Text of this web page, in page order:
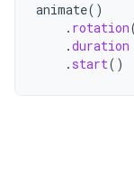
animate()
. rotation
.duration
. start()